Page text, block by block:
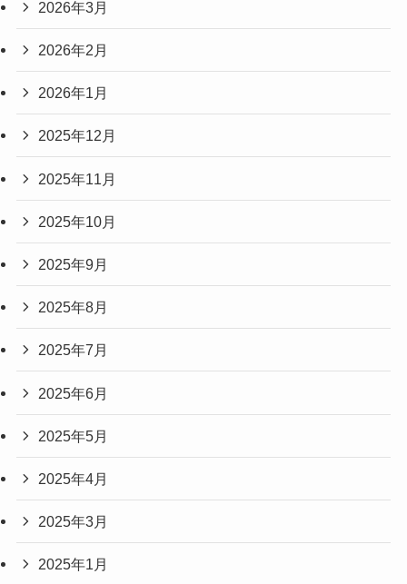
2026年3月
2026年2月
2026年1月
2025年12月
2025年11月
2025年10月
2025年9月
2025年8月
2025年7月
2025年6月
2025年5月
2025年4月
2025年3月
2025年1月